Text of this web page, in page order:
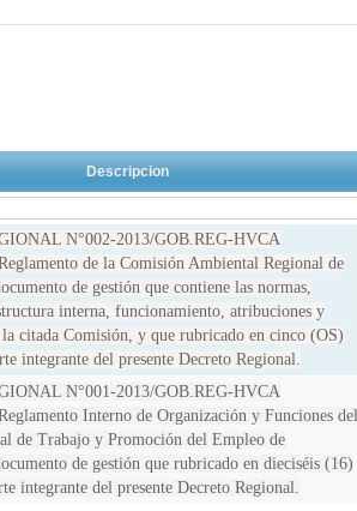
Descripcion
N°002-2013/GOB.REG-HVCA
de la Comisión Ambiental Regional de
de gestión que contiene las normas,
interna, funcionamiento, atribuciones y
citada Comisión, y que rubricado en cinco (OS)
integrante del presente Decreto Regional.
N°001-2013/GOB.REG-HVCA
Interno de Organización y Funciones del
de Trabajo y Promoción del Empleo de
de gestión que rubricado en dieciséis (16)
integrante del presente Decreto Regional.